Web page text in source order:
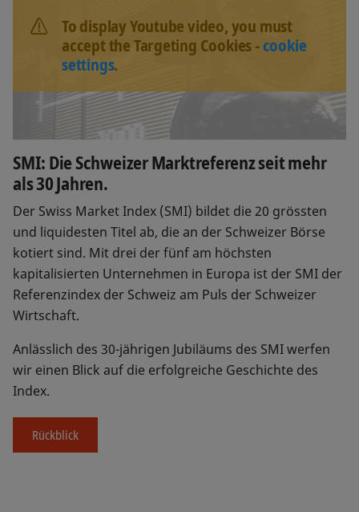
To display Youtube video, you must
accept the Targeting Cookies -cookie
settings.
SMI: Die Schweizer Marktreferenz seit mehr
als 30 Jahren.
Der Swiss Market Index (SMI) bildet die 20 grössten
und liquidesten Titel ab, die an der Schweizer Börse
kotiert sind. Mit drei der fünf am höchsten
kapitalisierten Unternehmen in Europa ist der SMI der
Referenzindex der Schweiz am Puls der Schweizer
Wirtschaft.
Anlässlich des 30-jährigen Jubiläums des SMI werfen
wir einen Blick auf die erfolgreiche Geschichte des
Index.
Rückblick